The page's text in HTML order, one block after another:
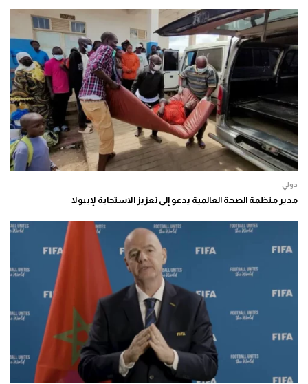
دولي
مدير منظمة الصحة العالمية يدعو إلى تعزيز الاستجابة لإيبولا